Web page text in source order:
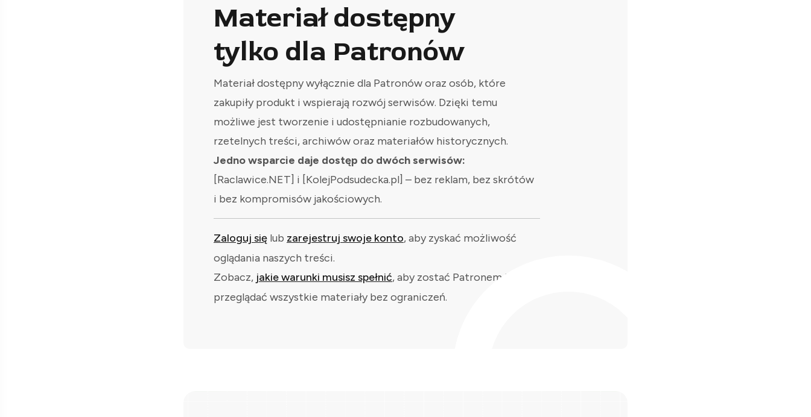
Materiał dostępny
tylko dla Patronów
Materiał dostępny wyłącznie dla Patronów oraz osób, które
zakupiły produkt i wspierają rozwój serwisów. Dzięki temu
możliwe jest tworzenie i udostępnianie rozbudowanych,
rzetelnych treści, archiwów oraz materiałów historycznych.
Jedno wsparcie daje dostęp do dwóch serwisów:
[Raclawice.NET] i [KolejPodsudecka.pl] – bez reklam, bez skrótów
i bez kompromisów jakościowych.
Zaloguj się lub zarejestruj swoje konto, aby zyskać możliwość
oglądania naszych treści.
Zobacz, jakie warunki musisz spełnić, aby zostać Patronem i
przeglądać wszystkie materiały bez ograniczeń.